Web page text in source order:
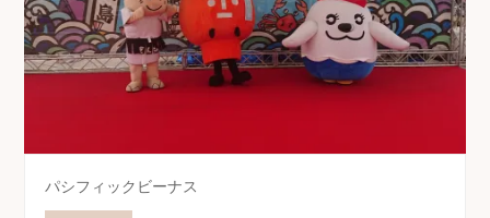
パシフィックビーナス